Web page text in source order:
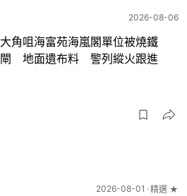
2026-08-06
大角咀海富苑海嵐閣單位被燒鐵
閘 地面遺布料 警列縱火跟進
2026-08-01 精選 ★